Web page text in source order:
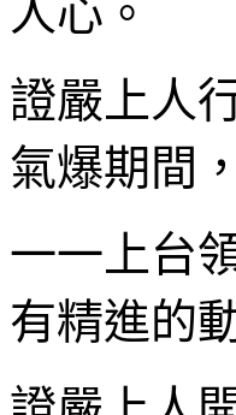
人心。
證嚴上人
氣爆期間
一一上台
有精進的